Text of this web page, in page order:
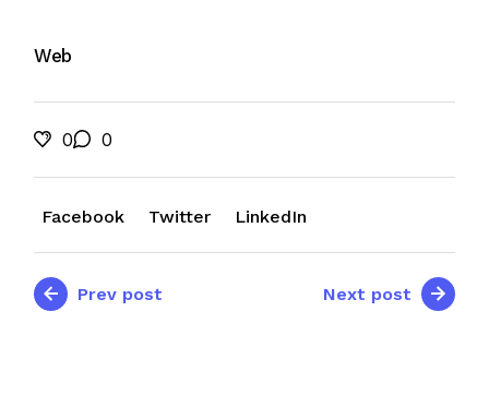
Web
0 0
Facebook Twitter LinkedIn
Prev post Next post